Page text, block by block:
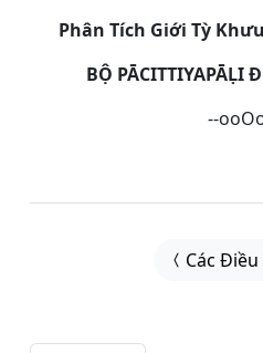
Phân Tích Giới Tỳ
BỘ PĀCITTIYAPĀḶI
--
Các Điều